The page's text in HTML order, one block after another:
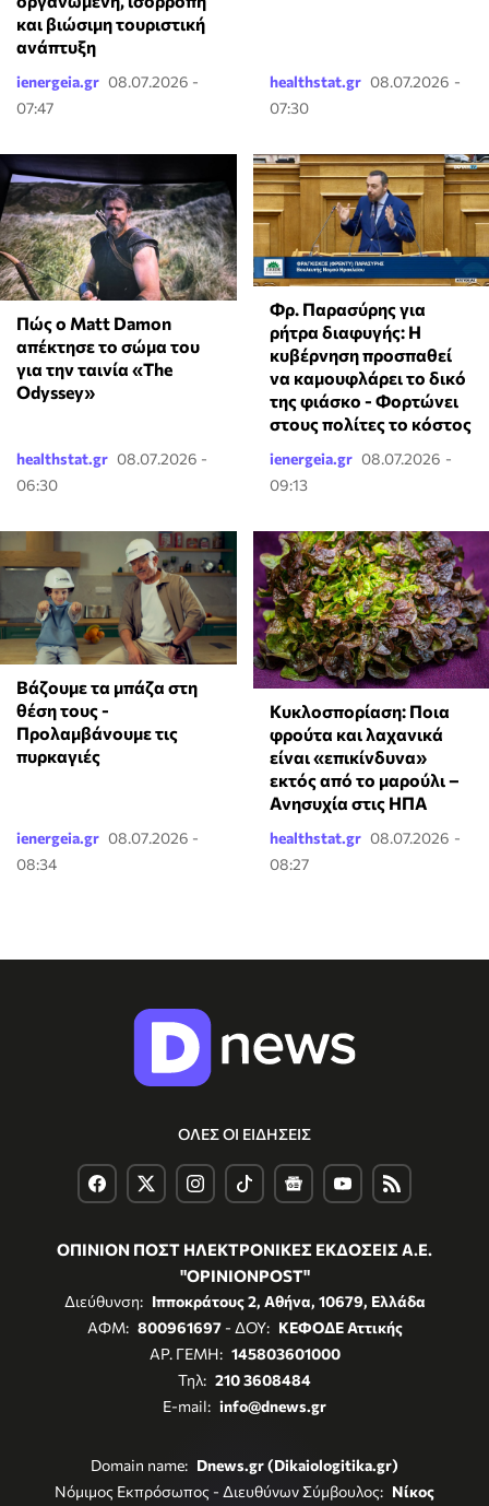
και βιώσιμη τουριστική
ανάπτυξη
ienergeia.gr 08.07.2026 -
07:47
healthstat.gr 08.07.2026 -
07:30
Πώς ο Matt Damon
απέκτησε το σώμα του
για την ταινία «The
Odyssey»
healthstat.gr 08.07.2026 -
06:30
Φρ. Παρασύρης για
ρήτρα διαφυγής: Η
κυβέρνηση προσπαθεί
να καμουφλάρει το δικό
της φιάσκο - Φορτώνει
στους πολίτες το κόστος
ienergeia.gr 08.07.2026 -
09:13
Βάζουμε τα μπάζα στη
θέση τους -
Προλαμβάνουμε τις
πυρκαγιές
ienergeia.gr 08.07.2026 -
08:34
Κυκλοσπορίαση: Ποια
φρούτα και λαχανικά
είναι «επικίνδυνα»
εκτός από το μαρούλι –
Ανησυχία στις ΗΠΑ
healthstat.gr 08.07.2026 -
08:27
ΟΛΕΣ ΟΙ ΕΙΔΗΣΕΙΣ
ΟΠΙΝΙΟΝ ΠΟΣΤ ΗΛΕΚΤΡΟΝΙΚΕΣ ΕΚΔΟΣΕΙΣ Α.Ε.
"OPINIONPOST"
Διεύθυνση: Ιπποκράτους 2, Αθήνα, 10679, Ελλάδα
ΑΦΜ: 800961697- ΔΟΥ: ΚΕΦΟΔΕ Αττικής
ΑΡ. ΓΕΜΗ: 145803601000
Τηλ: 210 3608484
E-mail: info@dnews.gr
Domain name: Dnews.gr (Dikaiologitika.gr)
Νόμιμος Εκπρόσωπος - Διευθύνων Σύμβουλος: Νίκος